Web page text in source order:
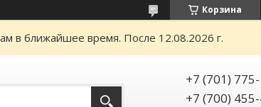
Корзина
в ближайшее время. После 12.08.2026 г.
+7 (701)
+7 (700)